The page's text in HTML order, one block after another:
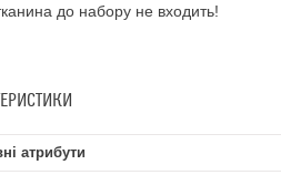
до набору не входить!
атрибути